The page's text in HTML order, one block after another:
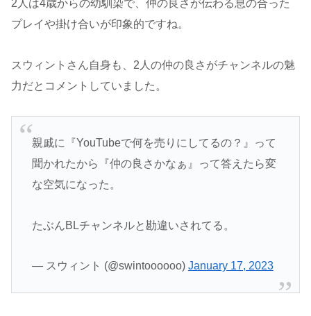
2人は4歳からの幼馴染で、仲の良さが伝わる息の合った
プレイや掛け合いが印象的ですね。
スウィントさん自身も、2人の仲の良さがチャンネルの魅
力だとコメントしていました。
親戚に『YouTubeで何を売りにしてるの？』って
聞かれたから『仲の良さかなぁ』って答えたら変
な空気になった。
たぶんBLチャンネルと勘違いされてる。
— スウィント (@swintoooooo) January 17, 2023